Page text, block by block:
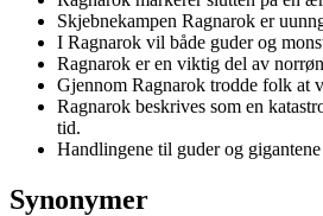
Skjebnekampen Ragnarok er
I Ragnarok vil både guder og
Ragnarok er en viktig del av
Gjennom Ragnarok trodde folk at
Ragnarok beskrives som en
tid.
Handlingene til guder og
Synonymer